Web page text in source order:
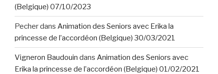
(Belgique) 07/10/2023
Pecherdans Animation des Seniors avec Erika la
princesse de l’accordéon (Belgique) 30/03/2021
Vigneron Baudouin dans Animation des Seniors avec
Erika la princesse de l’accordéon (Belgique) 01/02/2021